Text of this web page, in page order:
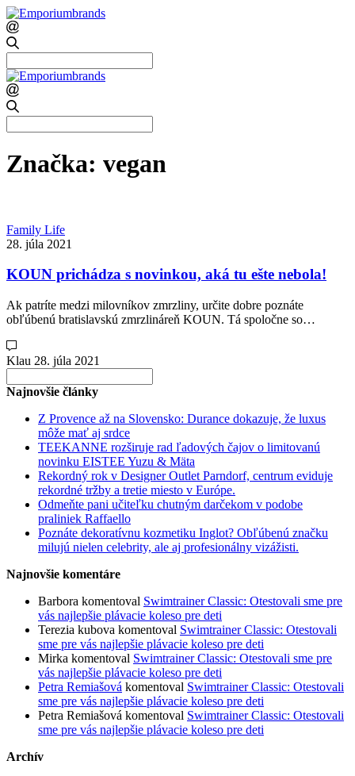
for:
for:
Značka: vegan
Family Life
28. júla 2021
KOUN prichádza s novinkou, aká tu ešte nebola!
Ak patríte medzi milovníkov zmrzliny, určite dobre poznáte
obľúbenú bratislavskú zmrzlináreň KOUN. Tá spoločne so…
Klau 28. júla 2021
for:
Najnovšie články
Z Provence až na Slovensko: Durance dokazuje, že luxus
môže mať aj srdce
TEEKANNE rozširuje rad ľadových čajov o limitovanú
novinku EISTEE Yuzu & Mäta
Rekordný rok v Designer Outlet Parndorf, centrum eviduje
rekordné tržby a tretie miesto v Európe.
Odmeňte pani učiteľku chutným darčekom v podobe
praliniek Raffaello
Poznáte dekoratívnu kozmetiku Inglot? Obľúbenú značku
milujú nielen celebrity, ale aj profesionálny vizážisti.
Najnovšie komentáre
Barbora komentoval Swimtrainer Classic: Otestovali sme pre
vás najlepšie plávacie koleso pre deti
Terezia kubova komentoval Swimtrainer Classic: Otestovali
sme pre vás najlepšie plávacie koleso pre deti
Mirka komentoval Swimtrainer Classic: Otestovali sme pre
vás najlepšie plávacie koleso pre deti
Petra Remiašová komentoval Swimtrainer Classic: Otestovali
sme pre vás najlepšie plávacie koleso pre deti
Petra Remiašová komentoval Swimtrainer Classic: Otestovali
sme pre vás najlepšie plávacie koleso pre deti
Archív